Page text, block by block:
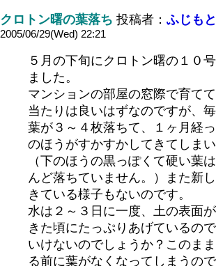
クロトン曙の葉落ち 投稿者： ふじもと
2005/06/29(Wed) 22:21
５月の下旬にクロトン曙の１０
ました。
マンションの部屋の窓際で育て
当たりは良いはずなのですが、
葉が３～４枚落ちて、１ヶ月経
のほうがすかすかしてきてしまい
（下のほうの黒っぽくて硬い葉
んど落ちていません。）また新
きている様子もないのです。
水は２～３日に一度、土の表面
きた頃にたっぷりあげているの
いけないのでしょうか？このま
る前に葉がなくなってしまうの